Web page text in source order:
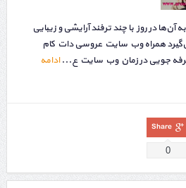
در روز با چند ترفند آرایشی و زیبایی
همراه وب سایت عروسی دات کام
صرفه جویی در زمان وب سایت ع...ادامه
Share
0